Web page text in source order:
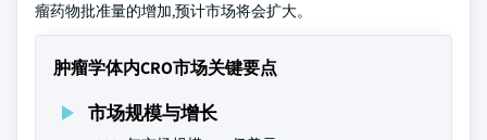
瘤药物批准量的增加,预计市场将会扩大。
肿瘤学体内CRO市场关键要点
市场规模与增长